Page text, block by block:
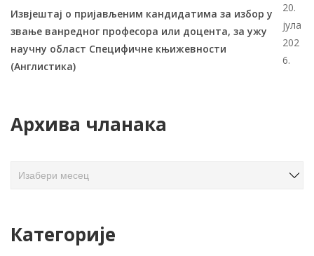
Извјештај о пријављеним кандидатима за избор у
звање ванредног професора или доцента, за ужу
научну област Специфичне књижевности
(Англистика)
20.
јула
202
6.
Архива чланака
в
Категорије